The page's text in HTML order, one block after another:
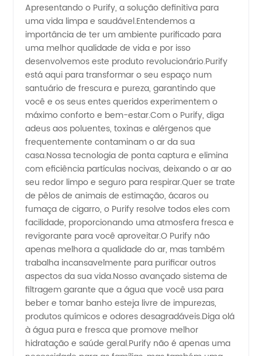
fabricante
e
fornecedor
de
produtos
de alta
qualidade
da
China
Apresentando o Purify, a solução definitiva para
uma vida limpa e saudável.Entendemos a
importância de ter um ambiente purificado para
uma melhor qualidade de vida e por isso
desenvolvemos este produto revolucionário.Purify
está aqui para transformar o seu espaço num
santuário de frescura e pureza, garantindo que
você e os seus entes queridos experimentem o
máximo conforto e bem-estar.Com o Purify, diga
adeus aos poluentes, toxinas e alérgenos que
frequentemente contaminam o ar da sua
casa.Nossa tecnologia de ponta captura e elimina
com eficiência partículas nocivas, deixando o ar ao
seu redor limpo e seguro para respirar.Quer se trate
de pêlos de animais de estimação, ácaros ou
fumaça de cigarro, o Purify resolve todos eles com
facilidade, proporcionando uma atmosfera fresca e
revigorante para você aproveitar.O Purify não
apenas melhora a qualidade do ar, mas também
trabalha incansavelmente para purificar outros
aspectos da sua vida.Nosso avançado sistema de
filtragem garante que a água que você usa para
beber e tomar banho esteja livre de impurezas,
produtos químicos e odores desagradáveis.Diga olá
à água pura e fresca que promove melhor
hidratação e saúde geral.Purify não é apenas uma